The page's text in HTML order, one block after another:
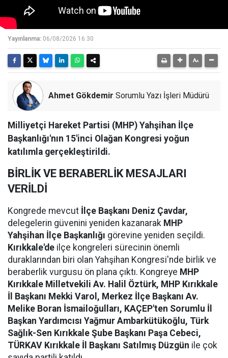
Yayınlanma: 06/08/2026 16:30
Ahmet Gökdemir Sorumlu Yazı İşleri Müdürü
Milliyetçi Hareket Partisi (MHP) Yahşihan İlçe
Başkanlığı'nın 15'inci Olağan Kongresi yoğun
katılımla gerçekleştirildi.
BİRLİK VE BERABERLİK MESAJLARI
VERİLDİ
Kongrede mevcut İlçe Başkanı Deniz Çavdar,
delegelerin güvenini yeniden kazanarak MHP
Yahşihan İlçe Başkanlığı görevine yeniden seçildi.
Kırıkkale'de ilçe kongreleri sürecinin önemli
duraklarından biri olan Yahşihan Kongresi'nde birlik ve
beraberlik vurgusu ön plana çıktı. Kongreye MHP
Kırıkkale Milletvekili Av. Halil Öztürk, MHP Kırıkkale
İl Başkanı Mekki Varol, Merkez İlçe Başkanı Av.
Melike Boran İsmailoğulları, KAÇEP'ten Sorumlu İl
Başkan Yardımcısı Yağmur Ambarkütükoğlu, Türk
Sağlık-Sen Kırıkkale Şube Başkanı Paşa Cebeci,
TÜRKAV Kırıkkale İl Başkanı Satılmış Düzgün ile çok